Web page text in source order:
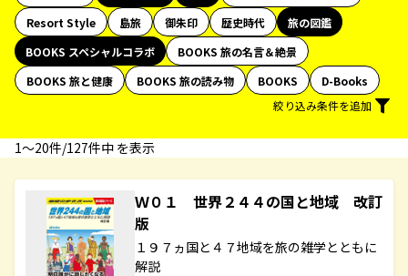
Resort Style
島旅 御朱印 歴史時代
旅の図鑑
BOOKS スペシャルコラボ
BOOKS 旅の名言＆絶景
BOOKS 旅と健康
BOOKS 旅の読み物 BOOKS
D-Books
絞り込み条件を追加
1〜20件/127件中 を表示
Ｗ０１ 世界２４４の国と地域 改訂
版
１９７ヵ国と４７地域を旅の雑学とともに
解説